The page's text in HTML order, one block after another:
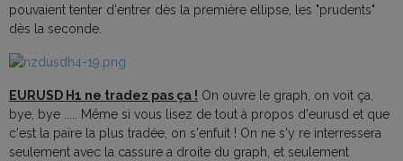
pouvaient tenter d'entrer dès la première ellipse, les "prudents"
dès la seconde.
EURUSD H1 ne tradez pas ça ! On ouvre le graph, on voit ça,
bye, bye ..... Même si vous lisez de tout à propos d'eurusd et que
c'est la paire la plus tradée, on s'enfuit ! On ne s'y re interressera
seulement avec la cassure a droite du graph, et seulement